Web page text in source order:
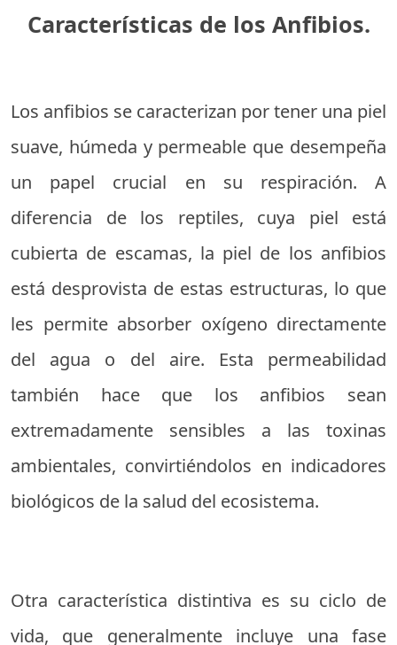
Características de los Anfibios.
Los anfibios se caracterizan por tener una piel
suave, húmeda y permeable que desempeña
un papel crucial en su respiración. A
diferencia de los reptiles, cuya piel está
cubierta de escamas, la piel de los anfibios
está desprovista de estas estructuras, lo que
les permite absorber oxígeno directamente
del agua o del aire. Esta permeabilidad
también hace que los anfibios sean
extremadamente sensibles a las toxinas
ambientales, convirtiéndolos en indicadores
biológicos de la salud del ecosistema.
Otra característica distintiva es su ciclo de
vida, que generalmente incluye una fase